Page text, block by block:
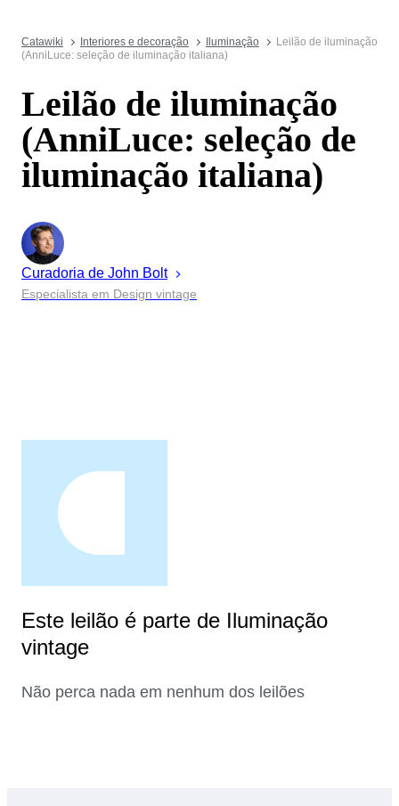
Catawiki Interiores e decoração Iluminação
Leilão de iluminação
(AnniLuce: seleção de iluminação italiana)
Leilão de iluminação
(AnniLuce: seleção de
iluminação italiana)
Curadoria de John Bolt
Especialista em Design vintage
Este leilão é parte de Iluminação
vintage
Não perca nada em nenhum dos leilões